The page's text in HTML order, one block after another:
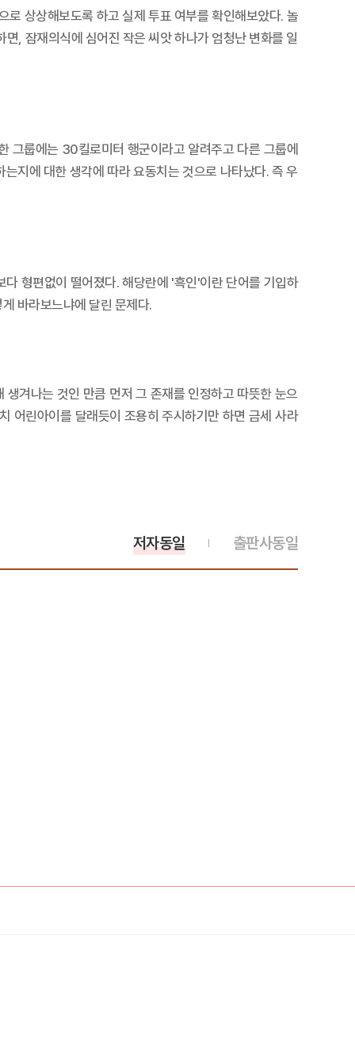
상상해보도록 하고 실제 투표 여부를 확인해보았다. 놀
, 잠재의식에 심어진 작은 씨앗 하나가 엄청난 변화를 일
그룹에는 30킬로미터 행군이라고 알려주고 다른 그룹에
지에 대한 생각에 따라 요동치는 것으로 나타났다. 즉 우
형편없이 떨어졌다. 해당란에 '흑인'이란 단어를 기입하
바라보느냐에 달린 문제다.
겨나는 것인 만큼 먼저 그 존재를 인정하고 따뜻한 눈으
어린아이를 달래듯이 조용히 주시하기만 하면 금세 사라
출판사동일
저자동일